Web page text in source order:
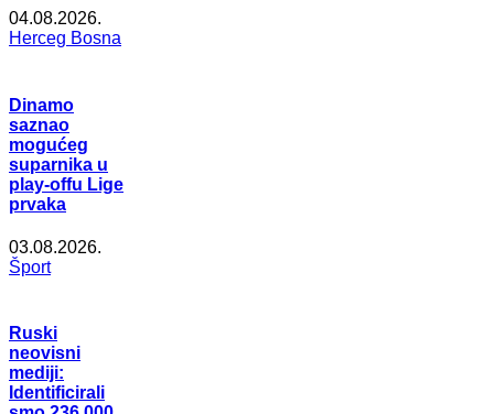
04.08.2026.
Herceg Bosna
Dinamo
saznao
mogućeg
suparnika u
play-offu Lige
prvaka
03.08.2026.
Šport
Ruski
neovisni
mediji:
Identificirali